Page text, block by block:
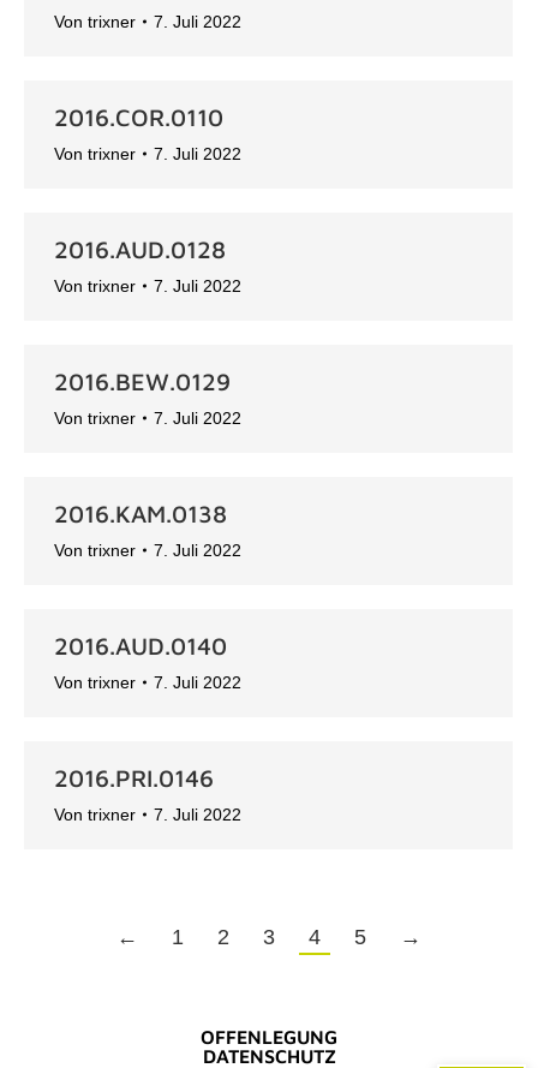
Von trixner 7. Juli 2022
2016.COR.0110
Von trixner 7. Juli 2022
2016.AUD.0128
Von trixner 7. Juli 2022
2016.BEW.0129
Von trixner 7. Juli 2022
2016.KAM.0138
Von trixner 7. Juli 2022
2016.AUD.0140
Von trixner 7. Juli 2022
2016.PRI.0146
Von trixner 7. Juli 2022
← 1 2 3 4 5 →
OFFENLEGUNG
DATENSCHUTZ